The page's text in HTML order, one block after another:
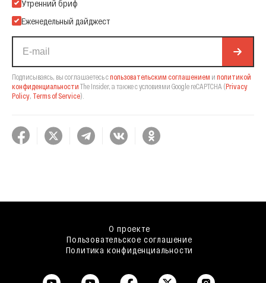
Утренний бриф
Еженедельный дайджест
Подписываясь, вы соглашаетесь спользовательским соглашением и политикой
конфиденциальности The Insider, а также с условиями Google reCAPTCHA (Privacy
Policy Terms of Service).
О проекте
Пользовательское соглашение
Политика конфиденциальности